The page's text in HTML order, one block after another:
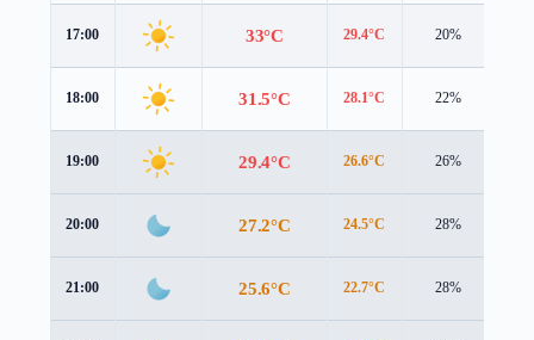
17:00 33°C 29.4°C 20%
18:00 31.5°C 28.1°C 22%
19:00 29.4°C 26.6°C 26%
20:00 27.2°C 24.5°C 28%
21:00 25.6°C 22.7°C 28%